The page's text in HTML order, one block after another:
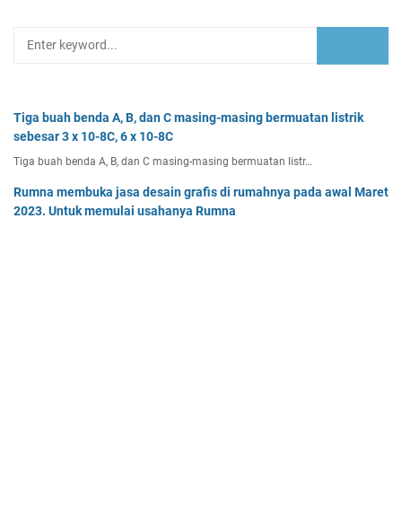
Tiga buah benda A, B, dan C masing-masing bermuatan listrik
sebesar 3 x 10-8C, 6 x 10-8C
Tiga buah benda A, B, dan C masing-masing bermuatan listr…
Rumna membuka jasa desain grafis di rumahnya pada awal Maret
2023. Untuk memulai usahanya Rumna